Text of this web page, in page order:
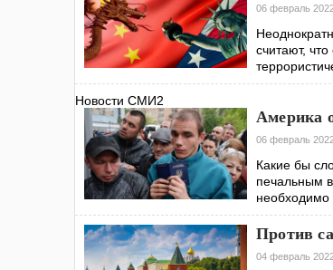
06 февраль
считают,
Новости СМИ2
Америка
06 февраль
Какие бы
печальным
необходимо
Против
04 февраль